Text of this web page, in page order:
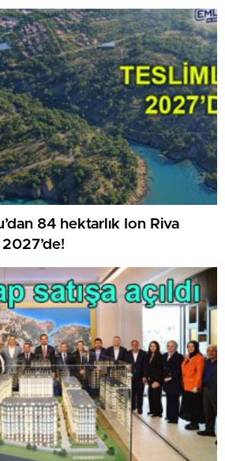
84 hektarlık Ion Riva
2027’de!